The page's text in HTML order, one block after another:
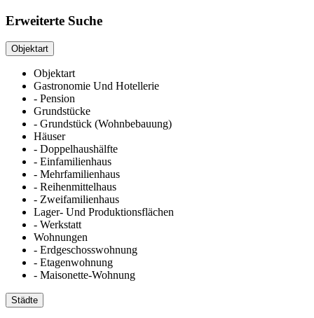
Erweiterte Suche
Objektart
Objektart
Gastronomie Und Hotellerie
- Pension
Grundstücke
- Grundstück (Wohnbebauung)
Häuser
- Doppelhaushälfte
- Einfamilienhaus
- Mehrfamilienhaus
- Reihenmittelhaus
- Zweifamilienhaus
Lager- Und Produktionsflächen
- Werkstatt
Wohnungen
- Erdgeschosswohnung
- Etagenwohnung
- Maisonette-Wohnung
Städte